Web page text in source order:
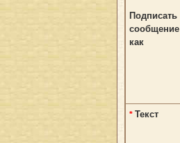
Подписать
сообщение
как
* Текст